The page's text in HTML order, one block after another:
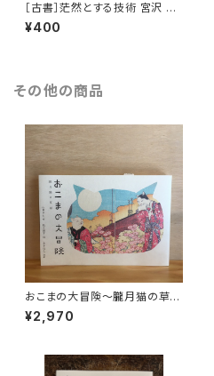
［古書］茫然とする技術 宮沢 章
夫 著
¥400
その他の商品
おこまの大冒険〜朧月猫の草
紙〜
¥2,970